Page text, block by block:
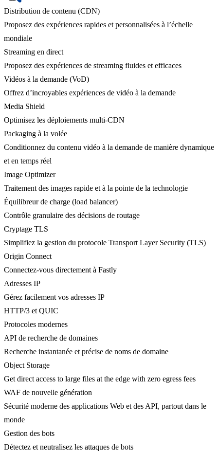
Distribution de contenu (CDN)
Proposez des expériences rapides et personnalisées à l’échelle
mondiale
Streaming en direct
Proposez des expériences de streaming fluides et efficaces
Vidéos à la demande (VoD)
Offrez d’incroyables expériences de vidéo à la demande
Media Shield
Optimisez les déploiements multi-CDN
Packaging à la volée
Conditionnez du contenu vidéo à la demande de manière dynamique
et en temps réel
Image Optimizer
Traitement des images rapide et à la pointe de la technologie
Équilibreur de charge (load balancer)
Contrôle granulaire des décisions de routage
Cryptage TLS
Simplifiez la gestion du protocole Transport Layer Security (TLS)
Origin Connect
Connectez-vous directement à Fastly
Adresses IP
Gérez facilement vos adresses IP
HTTP/3 et QUIC
Protocoles modernes
API de recherche de domaines
Recherche instantanée et précise de noms de domaine
Object Storage
Get direct access to large files at the edge with zero egress fees
WAF de nouvelle génération
Sécurité moderne des applications Web et des API, partout dans le
monde
Gestion des bots
Détectez et neutralisez les attaques de bots